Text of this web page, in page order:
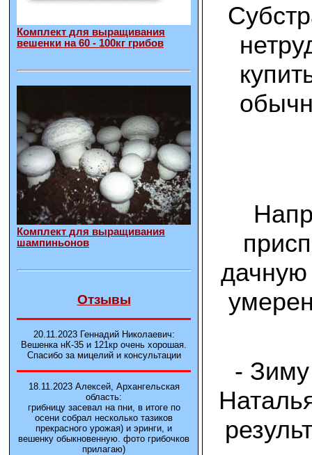
Комплект для выращивания
вешенки на 60 - 100кг грибов
Комплект для выращивания
шампиньонов
Отзывы
20.11.2023 Геннадий Николаевич:
Вешенка нК-35 и 121кp очень хорошая.
Спасибо за мицелий и консультации
18.11.2023 Алексей, Архангельская
область:
грибницу засевал на пни, в итоге по
осени собрал несколько тазиков
прекрасного урожая) и эринги, и
вешенку обыкновенную. фото грибочков
прилагаю)
- Зиму